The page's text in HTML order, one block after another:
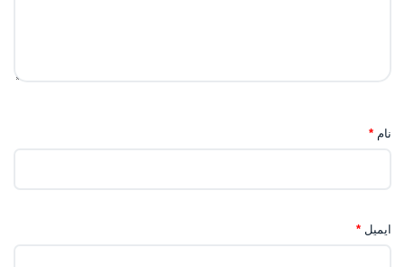
نام *
ایمیل *